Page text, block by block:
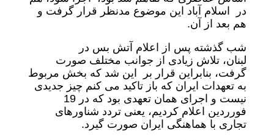
در اسلام آباد این موضوع مدنظر قرار گرفت و
هم بعد از آن.
شب گذشته پس از اعلام آتش بس در
لبنان، تلاش زیادی از جوانب مختلف صورت
گرفت، بنابراین قرار بر این شد که بخش مربوط
به تعهدات ایران که باز تاکید می کنم چیز جدیدی
نیست و اجرای همان تعهدی بود که در 19
فورردین اعلام کردیم، یعنی تردد شناورهای
تجاری با هماهنگی ایران صورت گیرد.